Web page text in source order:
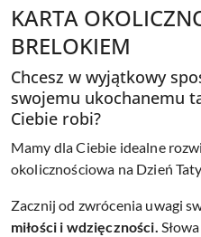
KARTA
BRELOKIEM
Chcesz w wyjątkowy
swojemu ukochanemu
Ciebie robi?
Mamy dla Ciebie idealne
okolicznościowa na Dzień
Zacznij od zwrócenia uwagi
miłości i wdzięczności.